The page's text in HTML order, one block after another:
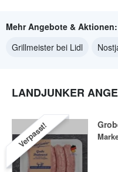
Mehr Angebote & Aktionen:
Grillmeister bei Lidl
LANDJUNKER
Verpasst!